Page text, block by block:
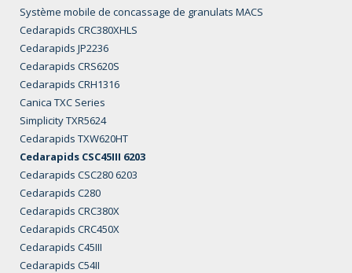
Système mobile de concassage de granulats MACS
Cedarapids CRC380XHLS
Cedarapids JP2236
Cedarapids CRS620S
Cedarapids CRH1316
Canica TXC Series
Simplicity TXR5624
Cedarapids TXW620HT
Cedarapids CSC45III 6203
Cedarapids CSC280 6203
Cedarapids C280
Cedarapids CRC380X
Cedarapids CRC450X
Cedarapids C45III
Cedarapids C54II